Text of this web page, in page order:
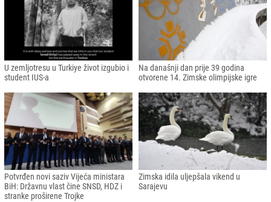
U zemljotresu u Turkiye život izgubio i
student IUS-a
Na današnji dan prije 39 godina
otvorene 14. Zimske olimpijske igre
Potvrđen novi saziv Vijeća ministara
BiH: Državnu vlast čine SNSD, HDZ i
stranke proširene Trojke
Zimska idila uljepšala vikend u
Sarajevu